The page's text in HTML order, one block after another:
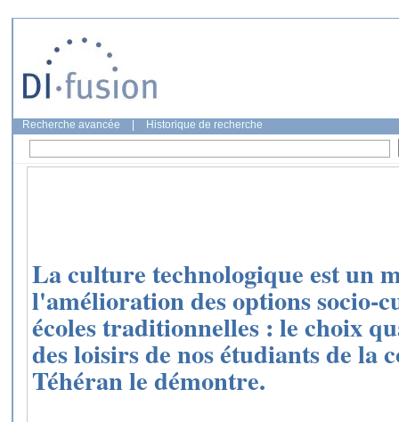
Recherche avancée Historique de recherche
La culture technologique est un
l'amélioration des options socio-
écoles traditionnelles : le choix
des loisirs de nos étudiants de la
Téhéran le démontre.